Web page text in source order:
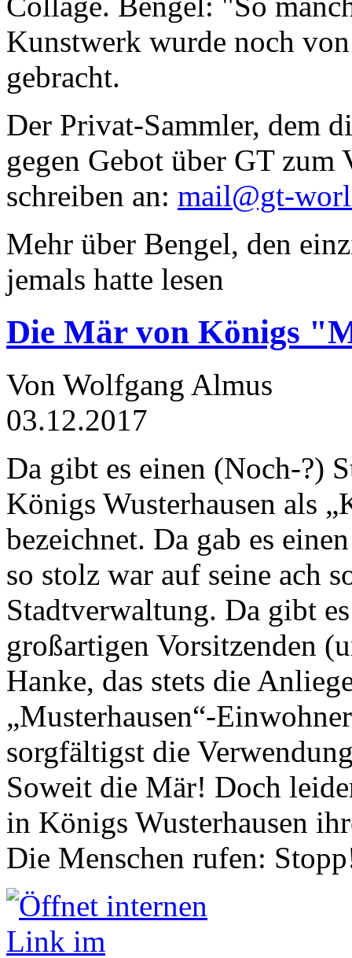
Kunstwerk wurde noch
gebracht.
Der Privat-Sammler, dem
gegen Gebot über GT zum
schreiben an: mail@gt-
Mehr über Bengel, den
jemals hatte lesen
Die Mär von Königs
Von Wolfgang Almus
03.12.2017
Da gibt es einen (Noch-?)
Königs Wusterhausen als
bezeichnet. Da gab es
so stolz war auf seine ach
Stadtverwaltung. Da gibt
großartigen Vorsitzenden
Hanke, das stets die
„Musterhausen“-
sorgfältigst die
Soweit die Mär! Doch
in Königs Wusterhausen
Die Menschen rufen: